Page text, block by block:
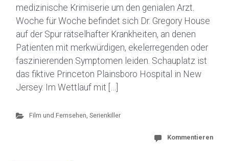
medizinische Krimiserie um den genialen Arzt.
Woche für Woche befindet sich Dr. Gregory House
auf der Spur rätselhafter Krankheiten, an denen
Patienten mit merkwürdigen, ekelerregenden oder
faszinierenden Symptomen leiden. Schauplatz ist
das fiktive Princeton Plainsboro Hospital in New
Jersey. Im Wettlauf mit […]
Film und Fernsehen, Serienkiller
Kommentieren